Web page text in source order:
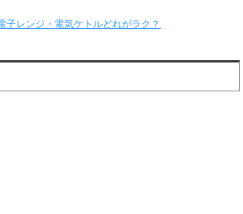
子レンジ・電気ケトルどれがラク？